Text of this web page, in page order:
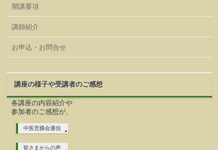
開講要項
講師紹介
お申込・お問合せ
講座の様子や受講者のご感想
各講座の内容紹介や
参加者のご感想が、
中医営膳会通信
皆さまからの声